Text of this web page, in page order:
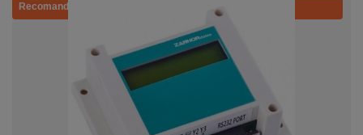
Recomandat